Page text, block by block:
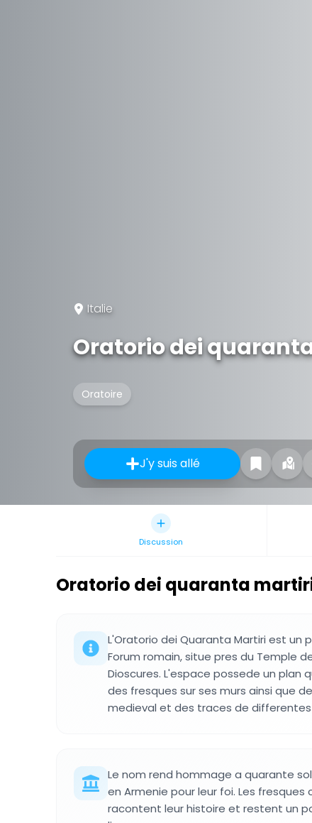
Italie
Oratorio dei
Oratoire
J'y suis allé
Discussion
Oratorio dei quaranta
L'Oratorio dei Quaranta Martiri est un
Forum romain, situe pres du Temple
Dioscures. L'espace possede un plan
des fresques sur ses murs ainsi que
medieval et des traces de
Le nom rend hommage a quarante
en Armenie pour leur foi. Les fresques
racontent leur histoire et restent un